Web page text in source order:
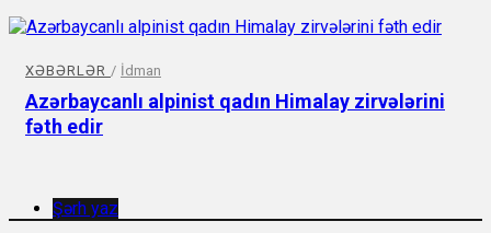
XƏBƏRLƏR / İdman
Azərbaycanlı alpinist qadın Himalay zirvələrini
fəth edir
Şərh yaz